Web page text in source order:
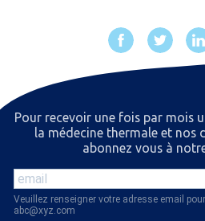
Pour recevoir une fois par mois
la médecine thermale et nos
abonnez vous à
Veuillez renseigner votre adresse email
abc@xyz.com